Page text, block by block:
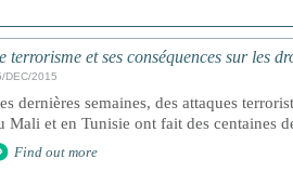
terrorisme et ses conséquences sur les
DEC/2015
dernières semaines, des attaques
Mali et en Tunisie ont fait des centaines
Find out more